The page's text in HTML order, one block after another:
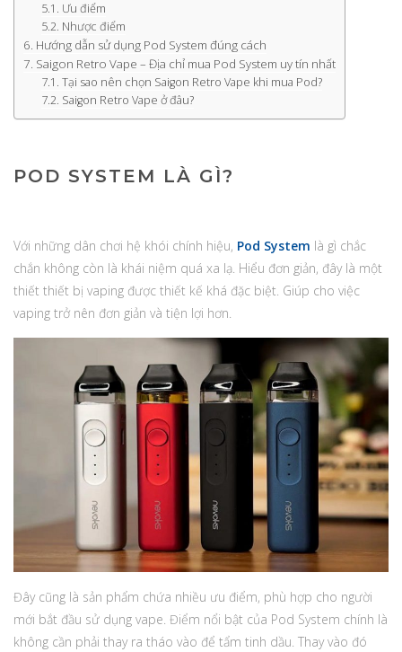
Ưu điểm
Nhược điểm
Hướng dẫn sử dụng Pod System đúng cách
Saigon Retro Vape – Địa chỉ mua Pod System uy tín nhất
Tại sao nên chọn Saigon Retro Vape khi mua Pod?
Saigon Retro Vape ở đâu?
POD SYSTEM LÀ GÌ?
Với những dân chơi hệ khói chính hiệu, Pod System là gì chắc
chắn không còn là khái niệm quá xa lạ. Hiểu đơn giản, đây là một
thiết thiết bị vaping được thiết kế khá đặc biệt. Giúp cho việc
vaping trở nên đơn giản và tiện lợi hơn.
Đây cũng là sản phẩm chứa nhiều ưu điểm, phù hợp cho người
mới bắt đầu sử dụng vape. Điểm nổi bật của Pod System chính là
không cần phải thay ra tháo vào để tẩm tinh dầu. Thay vào đó